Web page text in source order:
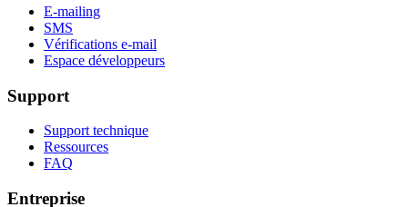
E-mailing
SMS
Vérifications e-mail
Espace développeurs
Support
Support technique
Ressources
FAQ
Entreprise